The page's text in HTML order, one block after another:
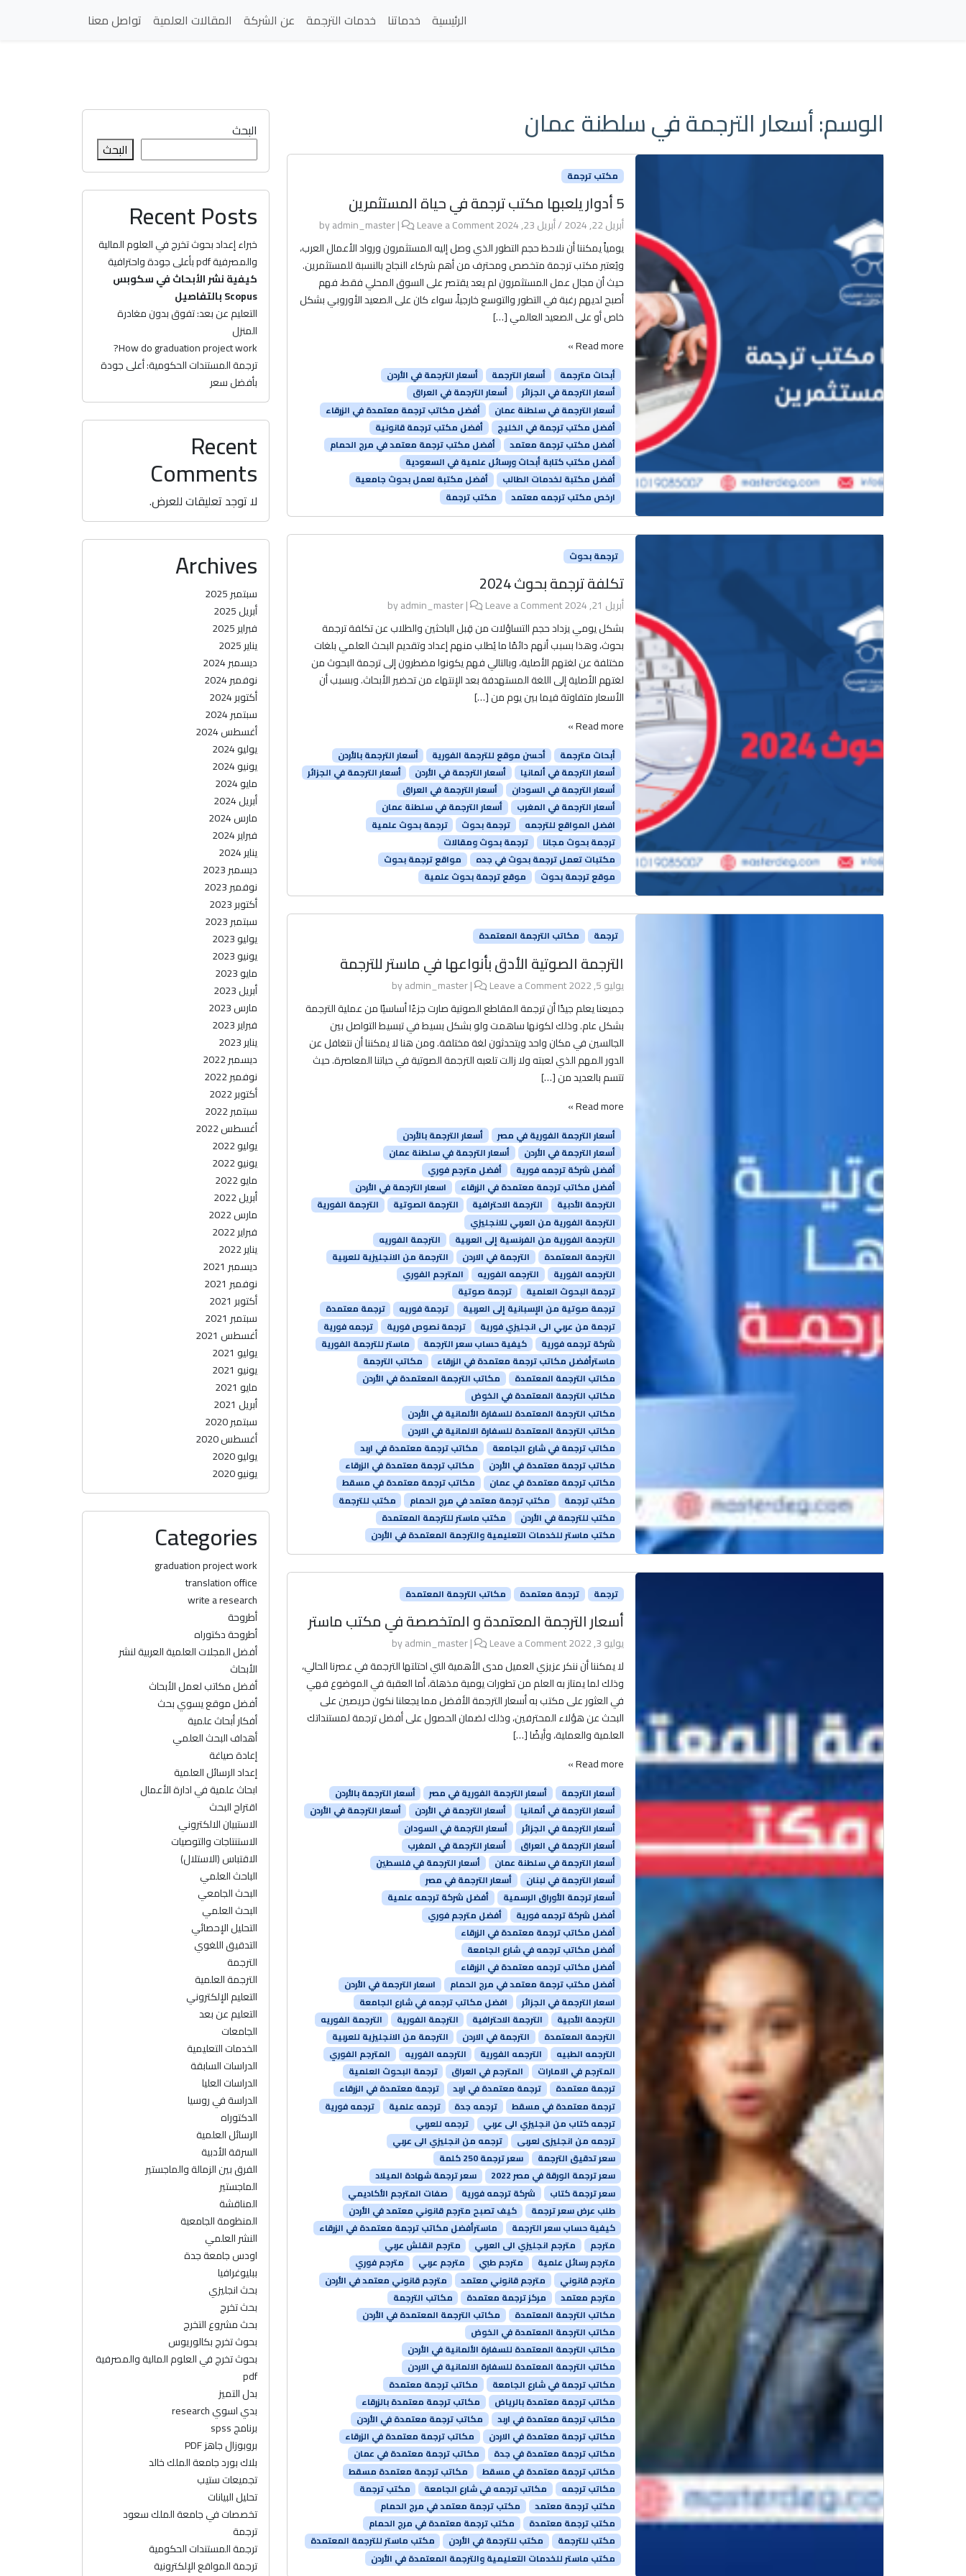
الرئيسية خدماتنا خدمات الترجمة عن الشركة المقالات العلمية تواصل معنا
الوسم:أسعار الترجمة في سلطنة عمان
مكتب ترجمة
5 أدوار يلعبها مكتب ترجمة في حياة المستثمرين
أبريل 22, 2024 /أبريل 23, 2024 by
admin_master|
Leave a Comment
يومياً يمكننا أن نلاحظ حجم التطور الذي وصل إليه المستثمرون ورواد الأعمال العرب،
ويُعتبر مكتب ترجمة متخصص ومحترف من أهم شركاء النجاح بالنسبة للمستثمرين.
حيث أن مجال عمل المستثمرون لم يعد يقتصر على السوق المحلي فقط، فهم
أصبح لديهم رغبة في التطور والتوسع خارجياً، سواء كان على الصعيد الأوروبي بشكل
خاص أو على الصعيد العالمي […]
Read more »
أبحاث مترجمة أسعار الترجمة
أسعار الترجمة في الأردن
أسعار الترجمة في الجزائر
أسعار الترجمة في العراق
أسعار الترجمة في سلطنة عمان
أفضل مكاتب ترجمة معتمدة في الزرقاء
أفضل مكتب ترجمة في الخليج
أفضل مكتب ترجمة قانونية
أفضل مكتب ترجمة معتمد
أفضل مكتب ترجمة معتمد في مرج الحمام
أفضل مكتب كتابة أبحاث ورسائل علمية في السعودية
أفضل مكتبة لخدمات الطالب
أفضل مكتبة لعمل بحوث جامعية
ارخص مكتب ترجمه معتمد
مكتب ترجمة
ترجمة بحوث
تكلفة ترجمة بحوث 2024
أبريل 21, 2024 by
admin_master|
Leave a Comment
بشكل يومي يزداد حجم التساؤلات من قِبل الباحثين والطلاب عن تكلفة ترجمة
بحوث، وهذا بسبب أنهم دائمًا ما يُطلب منهم إعداد وتقديم البحث العلمي بلغات
مختلفة عن لغتهم الأصلية، وبالتالي فهم يكونوا مضطرون إلى ترجمة البحوث من
لغتهم الأصلية إلى اللغة المستهدفة بعد الإنتهاء من تحضير الأبحاث. وبسبب أن
الأسعار متفاوتة فيما بين يوم من […]
Read more »
أبحاث مترجمة أحسن موقع للترجمة الفورية
أسعار الترجمة بالأردن
أسعار الترجمة في ألمانيا
أسعار الترجمة في الأردن
أسعار الترجمة في الجزائر
أسعار الترجمة في السودان
أسعار الترجمة في العراق
أسعار الترجمة في المغرب
أسعار الترجمة في سلطنة عمان
افضل المواقع للترجمه
ترجمة بحوث
ترجمة بحوث علمية
ترجمة بحوث مجانا
ترجمة بحوث ومقالات
مكتبات تعمل ترجمة بحوث في جده
مواقع ترجمة بحوث
موقع ترجمة بحوث
موقع ترجمة بحوث علمية
ترجمة مكاتب الترجمة المعتمدة
الترجمة الصوتية الأدق بأنواعها في ماستر للترجمة
يوليو 5, 2022 by
admin_master|
Leave a Comment
جميعنا يعلم جيدًا أن ترجمة المقاطع الصوتية صارت جزءًا أساسيًا من عملية الترجمة
بشكل عام. وذلك لكونها ساهمت ولو بشكل بسيط في تبسيط التواصل بين
الجالسين في مكان واحد ويتحدثون لغة مختلفة. ومن هنا لا يمكننا أن نتغافل عن
الدور المهم الذي لعبته ولا زالت تلعبه الترجمة الصوتية في حياتنا المعاصرة. حيث
تتسم بالعديد من […]
Read more »
أسعار الترجمة الفورية في مصر
أسعار الترجمة بالأردن
أسعار الترجمة في الأردن
أسعار الترجمة في سلطنة عمان
أفضل شركة ترجمه فورية
أفضل مترجم فوري
أفضل مكاتب ترجمة معتمدة في الزرقاء
اسعار الترجمة في الأردن
الترجمة الأدبية
الترجمة الاحترافية الترجمة الصوتية
الترجمة الفورية
الترجمة الفورية من العربي للانجليزي
الترجمة الفورية من الفرنسية إلى العربية
الترجمة الفوريه
الترجمة المعتمدة
الترجمة في الاردن
الترجمة من الانجليزية للعربية
الترجمه الفورية
الترجمه الفوريه
المترجم الفوري
ترجمة البحوث العلمية
ترجمة صوتية
ترجمة صوتية من الإسبانية إلى العربية
ترجمة فوريه
ترجمة معتمدة
ترجمة من عربي الى انجليزي فورية
ترجمة نصوص فورية
ترجمه فورية
شركة ترجمه فورية
كيفية حساب سعر الترجمة
ماستر للترجمة الفورية
ماسترأفضل مكاتب ترجمة معتمدة في الزرقاء
مكاتب الترجمة
مكاتب الترجمة المعتمدة
مكاتب الترجمة المعتمدة في الأردن
مكاتب الترجمة المعتمدة في الخوض
مكاتب الترجمة المعتمدة للسفارة الألمانية في الأردن
مكاتب الترجمة المعتمدة للسفارة الالمانية في الاردن
مكاتب ترجمة في شارع الجامعة
مكاتب ترجمة معتمدة في اربد
مكاتب ترجمة معتمدة في الأردن
مكاتب ترجمة معتمدة في الزرقاء
مكاتب ترجمة معتمدة في عمان
مكاتب ترجمة معتمدة في مسقط
مكتب ترجمة
مكتب ترجمة معتمد في مرج الحمام
مكتب للترجمة
مكتب للترجمة في الأردن
مكتب ماستر للترجمة المعتمدة
مكتب ماستر للخدمات التعليمية والترجمة المعتمدة في الأردن
ترجمة ترجمة معتمدة مكاتب الترجمة المعتمدة
أسعار الترجمة المعتمدة و المتخصصة في مكتب ماستر
يوليو 3, 2022 by
admin_master|
Leave a Comment
لا يمكننا أن ننكر عزيزي العميل مدى الأهمية التي احتلتها الترجمة في عصرنا الحالي،
وذلك لما يمتاز به العلم من تطورات يومية مذهلة، أما العقبة في الموضوع فهي
في العثور على مكتب به أسعار الترجمة الأفضل مما يجعلنا نكون حريصين على
البحث عن هؤلاء المحترفين، وذلك لضمان الحصول على أفضل ترجمة لمستنداتك
العلمية والعملية، وأيضًا […]
Read more »
أسعار الترجمة أسعار الترجمة الفورية في مصر
أسعار الترجمة بالأردن
أسعار الترجمة في ألمانيا
أسعار الترجمة في الأردن
أسعار الترجمة في الأردن
أسعار الترجمة في الجزائر
أسعار الترجمة في السودان
أسعار الترجمة في العراق
أسعار الترجمة في المغرب
أسعار الترجمة في سلطنة عمان
أسعار الترجمة في فلسطين
أسعار الترجمة في لبنان
أسعار الترجمة في مصر
أسعار ترجمة الأوراق الرسمية
أفضل شركة ترجمه علمية
أفضل شركة ترجمه فورية
أفضل مترجم فوري
أفضل مكاتب ترجمة معتمدة في الزرقاء
أفضل مكاتب ترجمه في شارع الجامعة
أفضل مكاتب ترجمه معتمدة في الزرقاء
أفضل مكتب ترجمة معتمد في مرج الحمام
اسعار الترجمة في الأردن
اسعار الترجمة في الجزائر
افضل مكاتب ترجمه في شارع الجامعة
الترجمة الأدبية
الترجمة الاحترافية الترجمة الفورية
الترجمة الفوريه
الترجمة المعتمدة
الترجمة في الاردن
الترجمة من الانجليزية للعربية
الترجمه الطبيه
الترجمه الفورية الترجمه الفوريه
المترجم الفوري
المترجم في الامارات
المترجم في العراق
ترجمة البحوث العلمية
ترجمة معتمدة
ترجمة معتمدة في اربد
ترجمة معتمدة في الزرقاء
ترجمة معتمدة في مسقط
ترجمه جدة ترجمه علمية
ترجمه فورية
ترجمه كتاب من انجليزي الى عربي
ترجمه للعربي
ترجمه من انجليزى لعربى
ترجمه من انجليزي الى عربي
سعر تدقيق الترجمة
سعر ترجمة 250 كلمة
سعر ترجمة الورقة في مصر 2022
سعر ترجمة شهادة الميلاد
سعر ترجمة كتاب
شركة ترجمه فورية
صفات المترجم الأكاديمي
طلب عرض سعر ترجمة
كيف تصبح مترجم قانوني معتمد في الأردن
كيفية حساب سعر الترجمة
ماسترأفضل مكاتب ترجمة معتمدة في الزرقاء
مترجم
مترجم انجليزي الى العربي
مترجم انقلش عربي
مترجم رسائل علمية
مترجم طبي مترجم عربي
مترجم فوري
مترجم قانوني
مترجم قانوني معتمد
مترجم قانوني معتمد في الأردن
مترجم معتمد
مركز ترجمة معتمدة
مكاتب الترجمة
مكاتب الترجمة المعتمدة
مكاتب الترجمة المعتمدة في الأردن
مكاتب الترجمة المعتمدة في الخوض
مكاتب الترجمة المعتمدة للسفارة الألمانية في الأردن
مكاتب الترجمة المعتمدة للسفارة الالمانية في الاردن
مكاتب ترجمة في شارع الجامعة
مكاتب ترجمة معتمدة
مكاتب ترجمة معتمدة بالرياض
مكاتب ترجمة معتمدة بالزرقاء
مكاتب ترجمة معتمدة في اربد
مكاتب ترجمة معتمدة في الأردن
مكاتب ترجمة معتمدة في الاردن
مكاتب ترجمة معتمدة في الزرقاء
مكاتب ترجمة معتمدة في جدة
مكاتب ترجمة معتمدة في عمان
مكاتب ترجمة معتمدة في مسقط
مكاتب ترجمة معتمدة مسقط
مكاتب ترجمه
مكاتب ترجمه في شارع الجامعة
مكتب ترجمة
مكتب ترجمة معتمد
مكتب ترجمة معتمد في مرج الحمام
مكتب ترجمة معتمدة
مكتب ترجمة معتمدة في مرج الحمام
مكتب للترجمة
مكتب للترجمة في الأردن
مكتب ماستر للترجمة المعتمدة
مكتب ماستر للخدمات التعليمية والترجمة المعتمدة في الأردن
البحث
البحث
Recent Posts
خبراء إعداد بحوث تخرج في العلوم المالية
والمصرفية pdf بأعلى جودة واحترافية
كيفية نشر الأبحاث في سكوبس
Scopus بالتفاصيل
التعليم عن بعد: تفوق بدون مغادرة
المنزل
How do graduation project work?
ترجمة المستندات الحكومية: أعلى جودة
بأفضل سعر
Recent
Comments
لا توجد تعليقات للعرض.
Archives
سبتمبر 2025
أبريل 2025
فبراير 2025
يناير 2025
ديسمبر 2024
نوفمبر 2024
أكتوبر 2024
سبتمبر 2024
أغسطس 2024
يوليو 2024
يونيو 2024
مايو 2024
أبريل 2024
مارس 2024
فبراير 2024
يناير 2024
ديسمبر 2023
نوفمبر 2023
أكتوبر 2023
سبتمبر 2023
يوليو 2023
يونيو 2023
مايو 2023
أبريل 2023
مارس 2023
فبراير 2023
يناير 2023
ديسمبر 2022
نوفمبر 2022
أكتوبر 2022
سبتمبر 2022
أغسطس 2022
يوليو 2022
يونيو 2022
مايو 2022
أبريل 2022
مارس 2022
فبراير 2022
يناير 2022
ديسمبر 2021
نوفمبر 2021
أكتوبر 2021
سبتمبر 2021
أغسطس 2021
يوليو 2021
يونيو 2021
مايو 2021
أبريل 2021
سبتمبر 2020
أغسطس 2020
يوليو 2020
يونيو 2020
Categories
graduation project work
translation office
write a research
أطروحة
أطروحة دكتوراه
أفضل المجلات العلمية العربية لنشر
الأبحاث
أفضل مكاتب لعمل الأبحاث
أفضل موقع يسوي بحث
أفكار أبحاث علمية
أهداف البحث العلمي
إعادة صياغة
إعداد الرسائل العلمية
ابحاث علمية في ادارة الأعمال
اقتراح البحث
الاستبيان الالكتروني
الاستنتاجات والتوصيات
الاقتباس (الاستلال)
الباحث العلمي
البحث الجامعي
البحث العلمي
التحليل الإحصائي
التدقيق اللغوي
الترجمة
الترجمة العلمية
التعليم الإلكتروني
التعليم عن بعد
الجامعات
الخدمات التعليمية
الدراسات السابقة
الدراسات العليا
الدراسة في روسيا
الدكتوراه
الرسائل العلمية
السرقة الأدبية
الفرق بين الزمالة والماجستير
الماجستير
المناقشة
المنظومة الجامعية
النشر العلمي
اودس جامعة جدة
ببليوغرافيا
بحث انجليزي
بحث تخرج
بحث مشروع التخرج
بحوث تخرج بكالوريوس
بحوث تخرج في العلوم المالية والمصرفية
pdf
بدل التميز
بدي اسوي research
برنامج spss
بروبوزال جاهز PDF
بلاك بورد جامعة الملك خالد
تجميعات ستيب
تحليل البيانات
تخصصات في جامعة الملك سعود
ترجمة
ترجمة المستندات الحكومية
ترجمة المواقع الإلكترونية